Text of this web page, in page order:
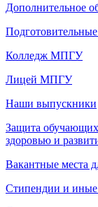
Дополнительное
Колледж МПГУ
Лицей МПГУ
Наши выпускники
Защита
здоровью и
Вакантные места
Стипендии и